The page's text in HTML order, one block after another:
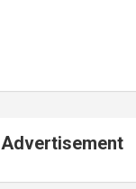
Advertisement